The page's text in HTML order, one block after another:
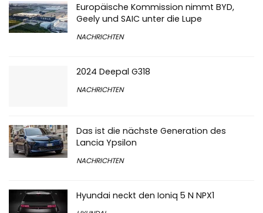
Europäische Kommission nimmt BYD,
Geely und SAIC unter die Lupe
NACHRICHTEN
2024 Deepal G318
NACHRICHTEN
Das ist die nächste Generation des
Lancia Ypsilon
NACHRICHTEN
Hyundai neckt den Ioniq 5 N NPX1